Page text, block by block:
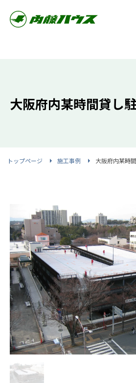
大阪府内某時間貸し
トップページ 施工事例 大阪府内某時